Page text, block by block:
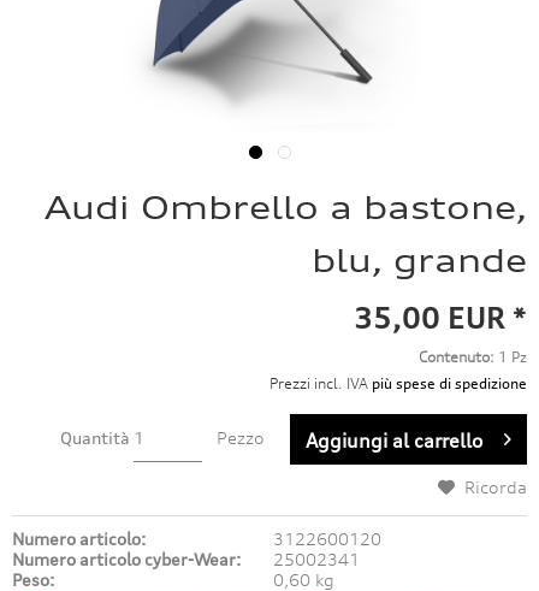
Audi Ombrello a bastone,
blu, grande
35,00 EUR *
Contenuto: 1 Pz
Prezzi incl. IVA più spese di spedizione
Quantità Pezzo Aggiungi al carrello
Ricorda
Numero articolo:
3122600120
Numero articolo cyber-Wear:
25002341
Peso:
0,60 kg